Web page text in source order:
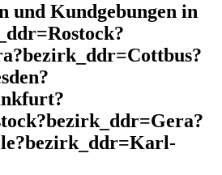
und Kundgebungen in